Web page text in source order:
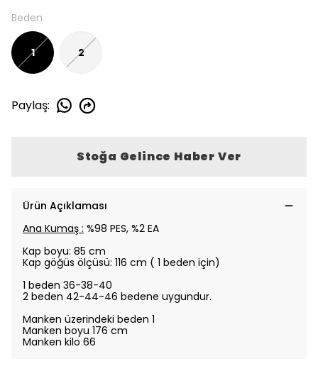
Beden
1 2
Paylaş:
Stoğa Gelince Haber Ver
Ürün Açıklaması
Ana Kumaş : %98 PES, %2 EA
Kap boyu: 85 cm
Kap göğüs ölçüsü: 116 cm ( 1 beden için)
1 beden 36-38-40
2 beden 42-44-46 bedene uygundur.
Manken üzerindeki beden 1
Manken boyu 176 cm
Manken kilo 66